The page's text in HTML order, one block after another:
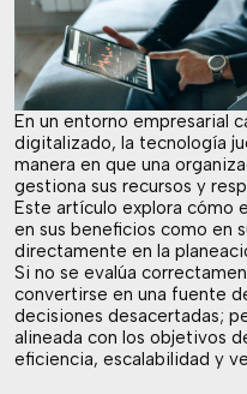
En un entorno empresarial
digitalizado, la tecnología
manera en que una
gestiona sus recursos y
Este artículo explora cómo
en sus beneficios como en
directamente en la
Si no se evalúa
convertirse en una fuente
decisiones desacertadas;
alineada con los objetivos
eficiencia, escalabilidad y